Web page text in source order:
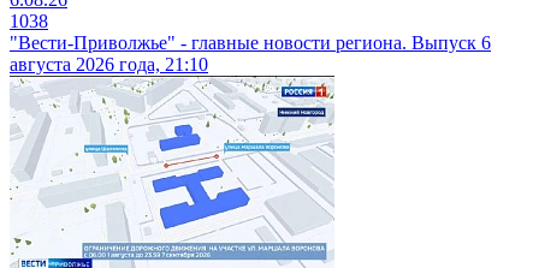
1038
"Вести-Приволжье" - главные новости региона. Выпуск 6
августа 2026 года, 21:10